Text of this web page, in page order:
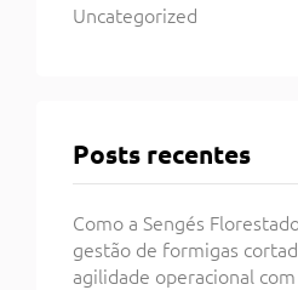
Uncategorized
Posts recentes
Como a Sengés
gestão de formigas
agilidade operacional